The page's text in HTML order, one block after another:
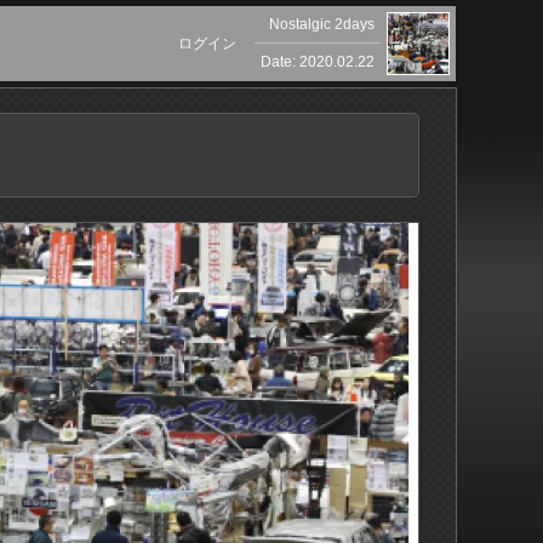
ログイン
Nostalgic 2days
Date: 2020.02.22